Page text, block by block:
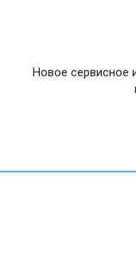
Новое сервисное